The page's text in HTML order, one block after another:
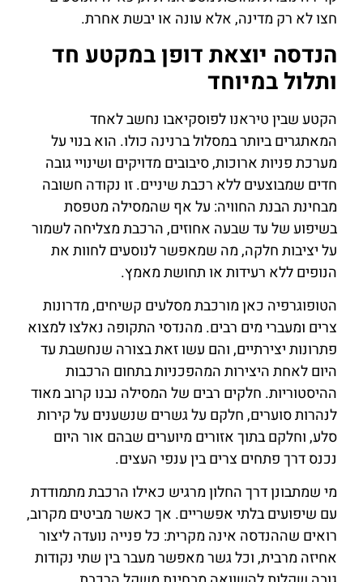
חצו לא רק מדינה, אלא עונה או יבשת אחרת.
הנדסה יוצאת דופן במקטע חד
ותלול במיוחד
הקטע שבין טיראנו לפוסקיאבו נחשב לאחד
המאתגרים ביותר במסלול ברנינה כולו. הוא בנוי על
מערכת פניות ארוכות, סיבובים מדויקים ושינויי גובה
חדים שמבוצעים ללא רכבת שיניים. זו נקודה חשובה
מבחינת הבנת החוויה: על אף שהמסילה מטפסת
בשיפוע של עד שבעה אחוזים, הרכבת מצליחה לשמור
על יציבות חלקה, מה שמאפשר לנוסעים לחוות את
הנופים ללא רעידות או תחושת מאמץ.
הטופוגרפיה כאן מורכבת מסלעים קשיחים, מדרונות
צרים ומעברי מים רבים. מהנדסי התקופה נאלצו למצוא
פתרונות יצירתיים, והם עשו זאת בצורה שנחשבת עד
היום לאחת היצירות המהפכניות בתחום הרכבות
ההיסטוריות. חלקים רבים של המסילה נבנו קרוב מאוד
לנהרות סוערים, חלקם על גשרים שנשענים על קירות
סלע, וחלקם בתוך אזורים מיוערים שבהם אור היום
נכנס דרך פתחים צרים בין ענפי העצים.
מי שמתבונן דרך החלון מרגיש כאילו הרכבת מתמודדת
עם שיפועים בלתי אפשריים. אך כאשר מביטים מקרוב,
רואים שההנדסה אינה מקרית: כל פנייה נועדה ליצור
אחיזה מרבית, וכל גשר מאפשר מעבר בין שתי נקודות